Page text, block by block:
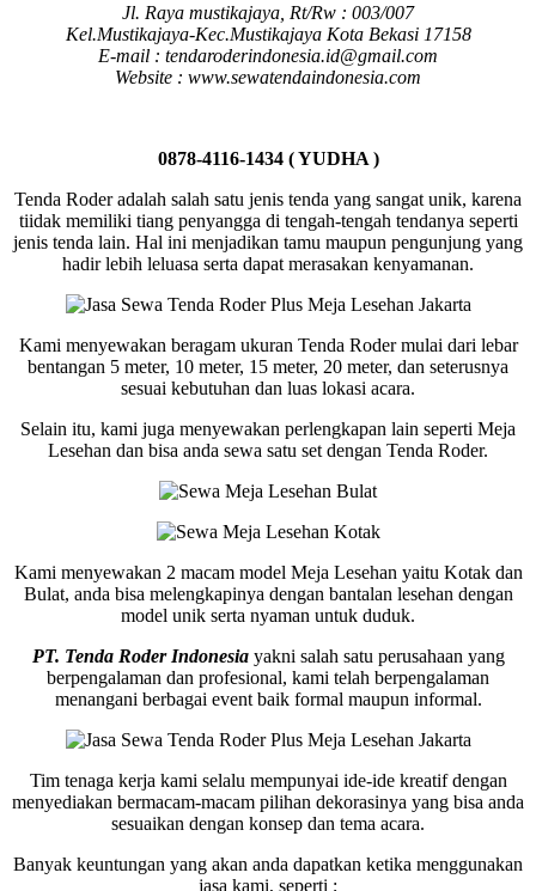
Jl. Raya mustikajaya, Rt/Rw : 003/007
Kel.Mustikajaya-Kec.Mustikajaya Kota Bekasi 17158
E-mail : tendaroderindonesia.id@gmail.com
Website : www.sewatendaindonesia.com
0878-4116-1434 ( YUDHA )
Tenda Roder adalah salah satu jenis tenda yang sangat unik, karena
tiidak memiliki tiang penyangga di tengah-tengah tendanya seperti
jenis tenda lain. Hal ini menjadikan tamu maupun pengunjung yang
hadir lebih leluasa serta dapat merasakan kenyamanan.
Kami menyewakan beragam ukuran Tenda Roder mulai dari lebar
bentangan 5 meter, 10 meter, 15 meter, 20 meter, dan seterusnya
sesuai kebutuhan dan luas lokasi acara.
Selain itu, kami juga menyewakan perlengkapan lain seperti Meja
Lesehan dan bisa anda sewa satu set dengan Tenda Roder.
Kami menyewakan 2 macam model Meja Lesehan yaitu Kotak dan
Bulat, anda bisa melengkapinya dengan bantalan lesehan dengan
model unik serta nyaman untuk duduk.
PT. Tenda Roder Indonesiayakni salah satu perusahaan yang
berpengalaman dan profesional, kami telah berpengalaman
menangani berbagai event baik formal maupun informal.
Tim tenaga kerja kami selalu mempunyai ide-ide kreatif dengan
menyediakan bermacam-macam pilihan dekorasinya yang bisa anda
sesuaikan dengan konsep dan tema acara.
Banyak keuntungan yang akan anda dapatkan ketika menggunakan
jasa kami, seperti ;